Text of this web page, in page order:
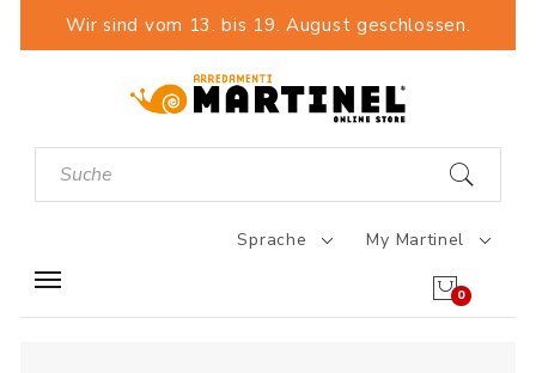
Wir sind vom 13. bis 19. August geschlossen.
Sprache My Martinel
0